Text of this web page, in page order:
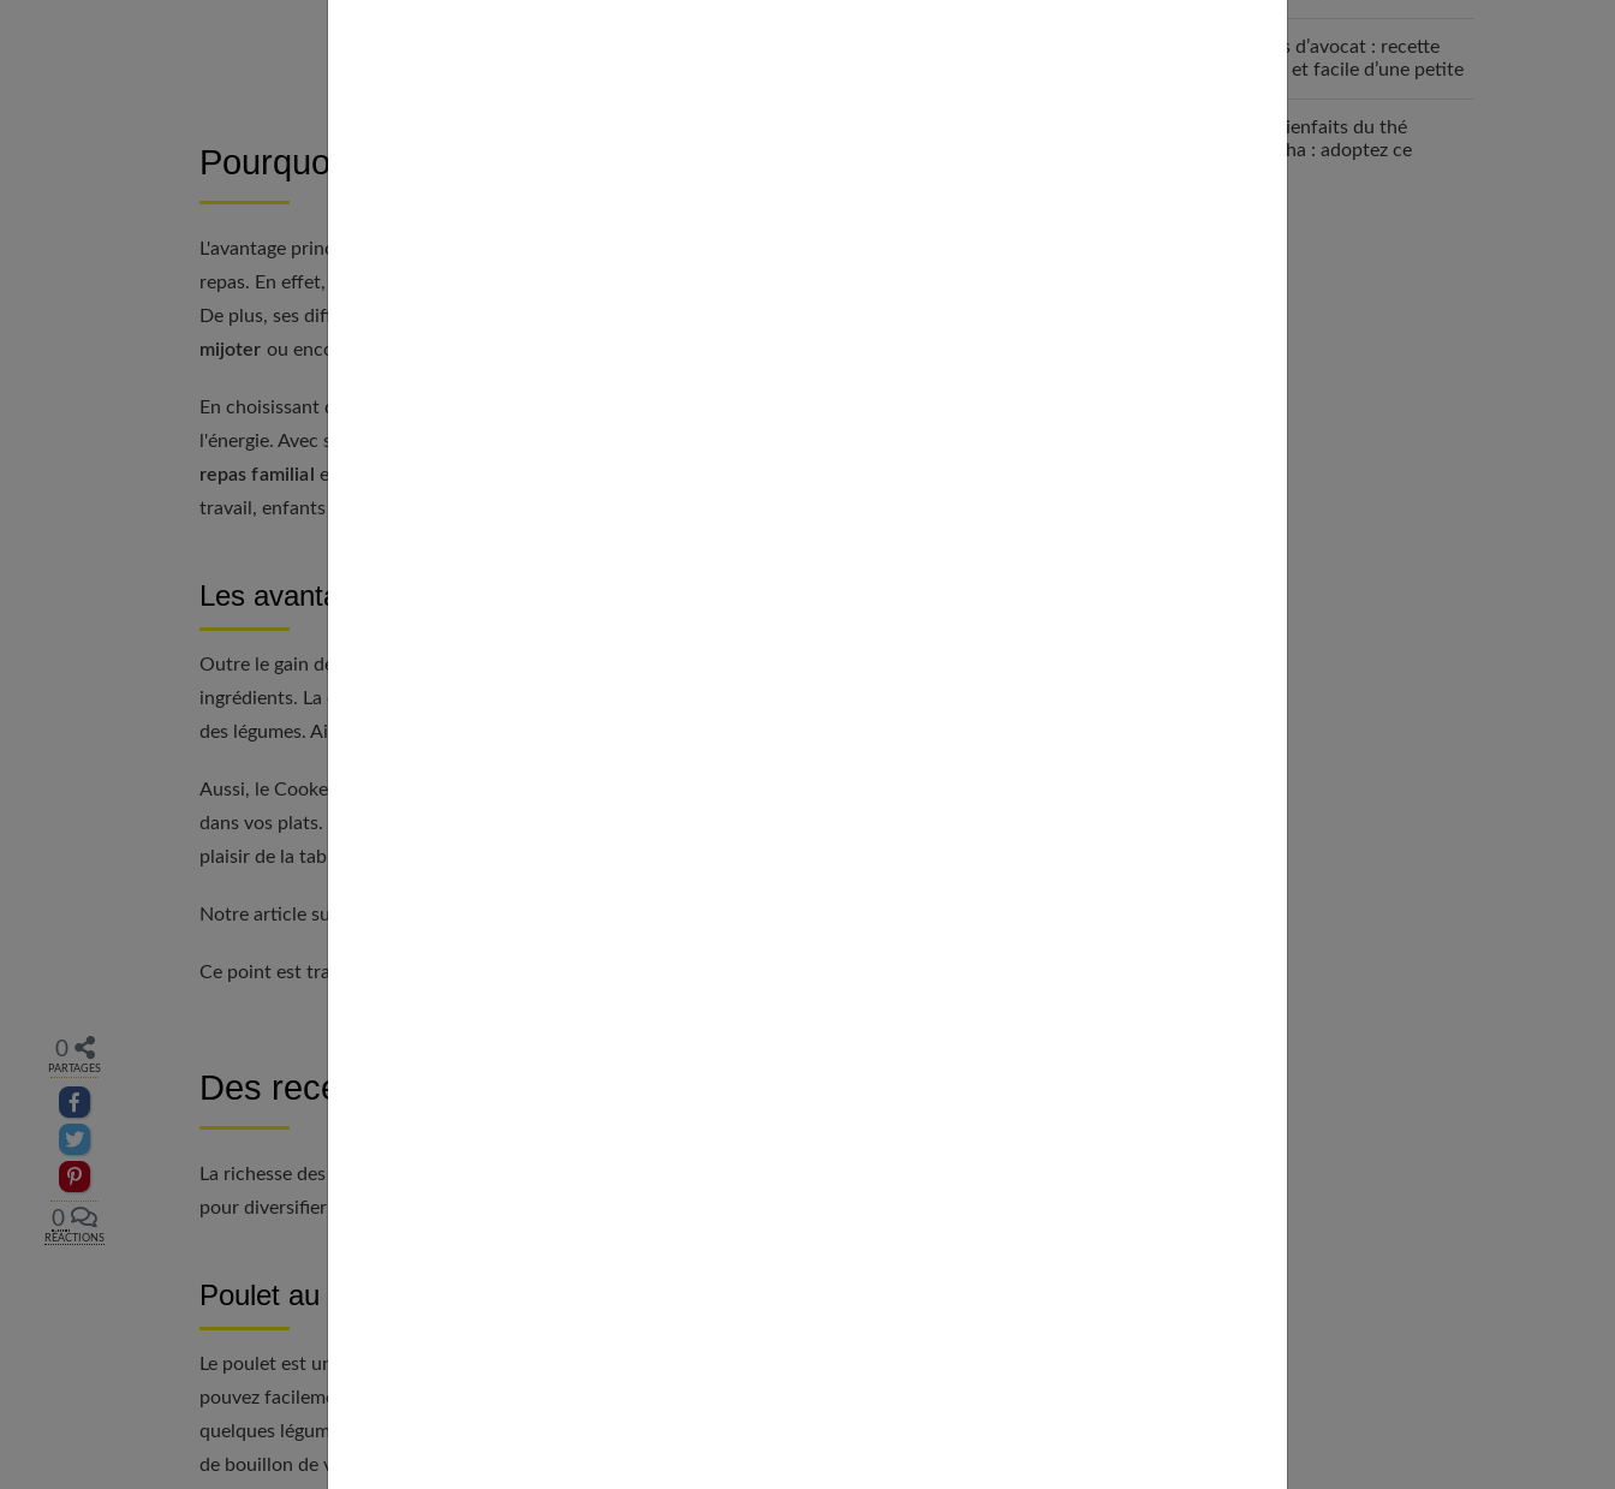
0
PARTAGES
Partager sur facebook
Partager sur Twitter
Epingler sur Pinterest
0
RÉACTIONS
Pourquoi choisir le Cookeo pour vos repas familiaux?
L'avantage principal du Cookeo réside dans sa capacité à simplifier considérablement la préparation des
repas. En effet, il permet de cuisiner des plats complets sans avoir à surveiller constamment la cuisson.
De plus, ses différentes fonctions offrent une grande flexibilité, que ce soit pour cuire à la vapeur,
mijoter ou encore dorer les aliments.
En choisissant de cuisiner avec un Cookeo, vous gagnez non seulement du temps, mais aussi de
l'énergie. Avec ses programmes préenregistrés, vous n'avez plus qu'à suivre les instructions, et votre
repas familial
est prêt en un clin d'œil. C'est particulièrement pratique lorsque l'on doit jongler entre
travail, enfants et autres responsabilités.
Les avantages nutritionnels
Outre le gain de temps, le Cookeo permet également de conserver les nutriments essentiels des
ingrédients. La cuisson sous pression notamment, est idéale pour préserver les vitamines et minéraux
des légumes. Ainsi, cuisiner des recettes savoureuses et équilibrées devient accessible à tous.
Aussi, le Cookeo vous aide à contrôler plus facilement les quantités de sel et matières grasses ajoutées
dans vos plats. Cela contribue à une alimentation plus saine pour toute la famille, tout en gardant le
plaisir de la table.
Notre article sur
Ce point est traité en profondeur dans
Des recettes variées pour tous les goûts
La richesse des recettes que l'on peut réaliser avec un Cookeo est impressionnante. Voici quelques idées
pour diversifier vos repas et satisfaire toutes les envies culinaires de votre famille.
Poulet au Cookeo : Un classique revisité
Le poulet est une viande polyvalente qui plaît généralement à tout le monde. Avec le Cookeo, vous
pouvez facilement préparer un délicieux
quelques légumes comme des carottes, des pommes de terre, et des oignons, ainsi qu'une sauce à base
de bouillon de volaille et de crème. Le résultat est un plat familial complet et savoureux.
Frites d’avocat : recette
saine et facile d’une petite
Les bienfaits du thé
matcha : adoptez ce